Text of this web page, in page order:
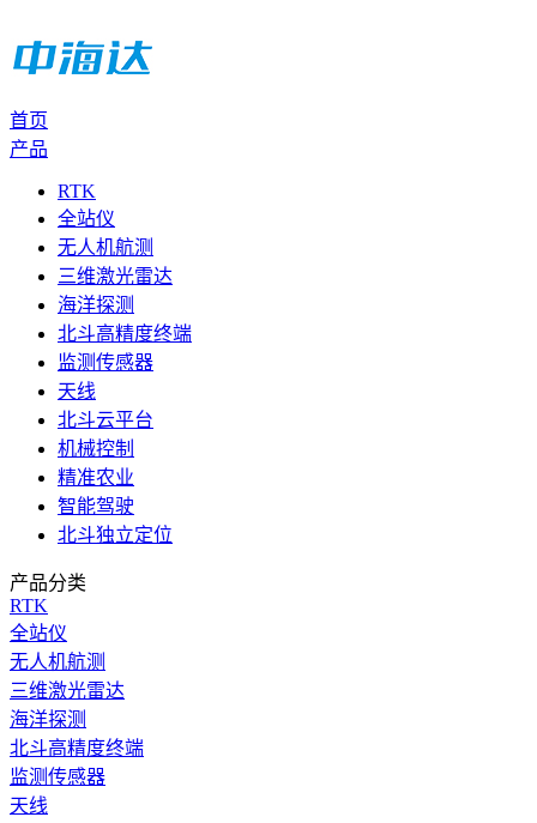
首页
产品
RTK
全站仪
无人机航测
三维激光雷达
海洋探测
北斗高精度终端
监测传感器
天线
北斗云平台
机械控制
精准农业
智能驾驶
北斗独立定位
产品分类
RTK
全站仪
无人机航测
三维激光雷达
海洋探测
北斗高精度终端
监测传感器
天线